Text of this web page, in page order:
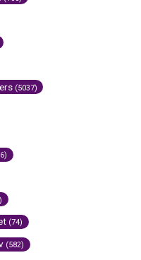
(5037)
(74)
(582)